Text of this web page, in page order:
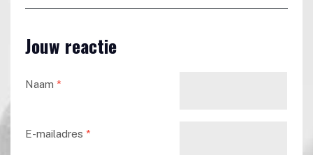
Jouw reactie
Naam *
E-mailadres *